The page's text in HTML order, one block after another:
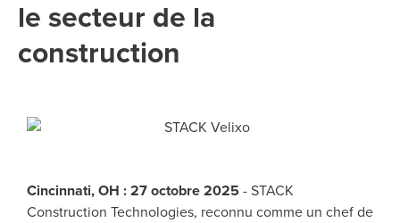
le secteur de la
construction
Cincinnati, OH : 27 octobre 2025 - STACK
Construction Technologies, reconnu comme un chef de